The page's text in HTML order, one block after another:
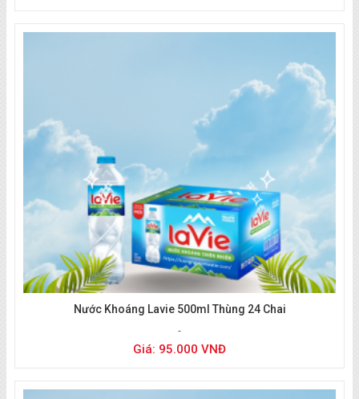
Liên hệ đặt nước:0933 494 804
Nước Khoáng Lavie 500ml Thùng 24 Chai
Giá: 95.000 VNĐ